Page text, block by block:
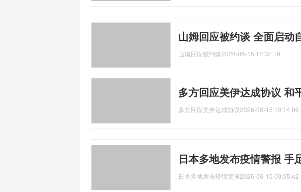
山姆回应被约谈 全面启动
山姆回应被约谈2026-06-15 12:32:19
多方回应美伊达成协议 和
多方回应美伊达成协议2026-06-15 10:14:06
日本多地发布疫情警报 手
日本多地发布疫情警报2026-06-15 09:55:42